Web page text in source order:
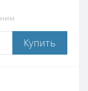
Купить